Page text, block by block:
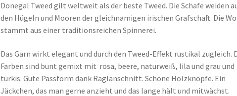
Donegal Tweed gilt weltweit als der beste Tweed. Die Schafe weiden
den Hügeln und Mooren der gleichnamigen irischen Grafschaft. Die
stammt aus einer traditionsreichen Spinnerei.
Das Garn wirkt elegant und durch den Tweed-Effekt rustikal zugleich.
Farben sind bunt gemixt mit rosa, beere, naturweiß, lila und grau und
türkis. Gute Passform dank Raglanschnitt. Schöne Holzknöpfe. Ein
Jäckchen, das man gerne anzieht und das lange hält und mitwächst.